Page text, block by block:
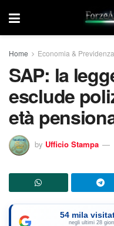
Home Economia & Previdenza
SAP: la
esclude
età
by Ufficio Stampa
54 mila
negli ultimi 28